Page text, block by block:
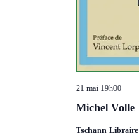
Michel Volle
21 mai 19h00
Tschann Libraire